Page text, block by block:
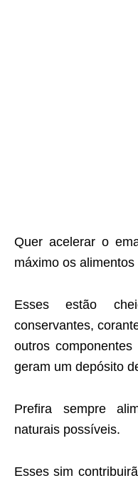
Quer acelerar o
máximo os
Esses estão
conservantes,
outros componentes
geram um depósito
Prefira sempre
naturais possíveis.
Esses sim